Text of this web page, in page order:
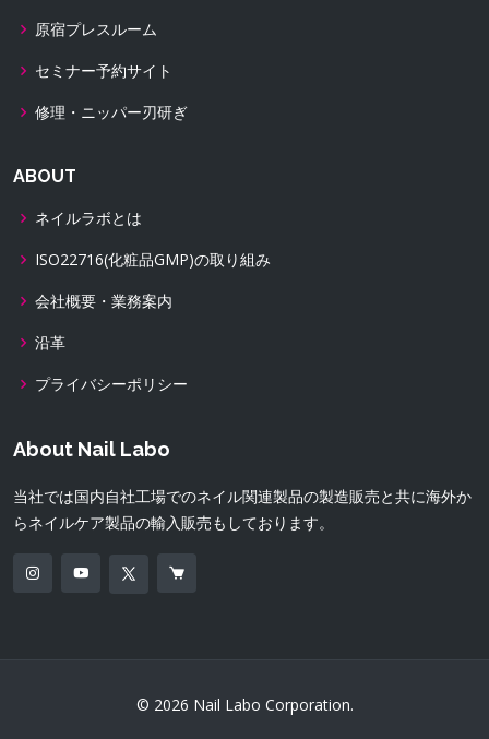
原宿プレスルーム
セミナー予約サイト
修理・ニッパー刃研ぎ
ABOUT
ネイルラボとは
ISO22716(化粧品GMP)の取り組み
会社概要・業務案内
沿革
プライバシーポリシー
About Nail Labo
当社では国内自社工場でのネイル関連製品の製造販売と共に海外か
らネイルケア製品の輸入販売もしております。
© 2026 Nail Labo Corporation.